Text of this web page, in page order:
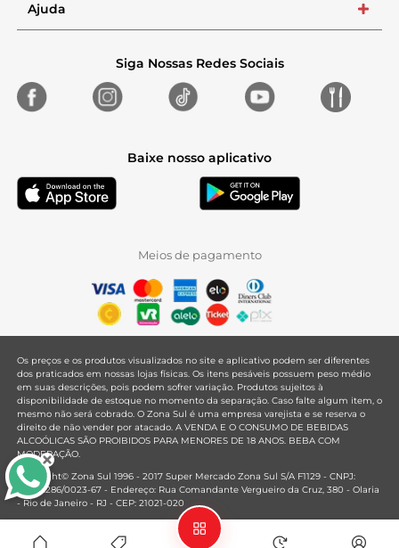
Ajuda +
Siga Nossas Redes Sociais
Baixe nosso aplicativo
Meios de pagamento
Os preços e os produtos visualizados no site e aplicativo podem ser diferentes
dos praticados em nossas lojas físicas. Os itens pesáveis possuem peso médio
em suas descrições, pois podem sofrer variação. Produtos sujeitos à
disponibilidade de estoque no momento da separação. Caso falte algum item, o
mesmo não será cobrado. O Zona Sul é uma empresa varejista e se reserva o
direito de não vender por atacado. A VENDA E O CONSUMO DE BEBIDAS
ALCOÓLICAS SÃO PROIBIDOS PARA MENORES DE 18 ANOS. BEBA COM
MODERAÇÃO.
Copyright© Zona Sul 1996 - 2017 Super Mercado Zona Sul S/A F1129 - CNPJ:
33.381.286/0023-67 - Endereço: Rua Comandante Vergueiro da Cruz, 380 - Olaria
- Rio de Janeiro - RJ - CEP: 21021-020
Mantido por